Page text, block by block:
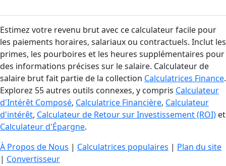
Estimez votre revenu brut avec ce calculateur facile pour
les paiements horaires, salariaux ou contractuels. Inclut les
primes, les pourboires et les heures supplémentaires pour
des informations précises sur le salaire. Calculateur de
salaire brut fait partie de la collection Calculatrices Finance.
Explorez 55 autres outils connexes, y compris Calculateur
d'Intérêt Composé, Calculatrice Financière, Calculateur
d'intérêt, Calculateur de Retour sur Investissement (ROI) et
Calculateur d'Épargne.
À Propos de Nous | Calculatrices populaires | Plan du site
| Convertisseur